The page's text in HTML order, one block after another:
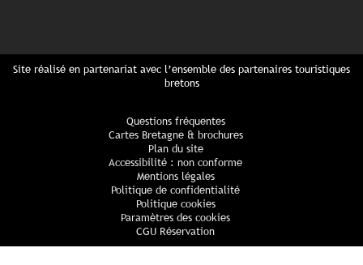
Site réalisé en partenariat avec l’ensemble des partenaires touristiques
bretons
Questions fréquentes
Cartes Bretagne & brochures
Plan du site
Accessibilité : non conforme
Mentions légales
Politique de confidentialité
Politique cookies
Paramètres des cookies
CGU Réservation